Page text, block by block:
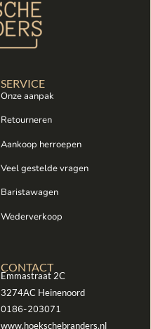
SERVICE
Onze aanpak
Retourneren
Aankoop herroepen
Veel gestelde vragen
Baristawagen
Wederverkoop
CONTACT
Emmastraat 2C
3274AC Heinenoord
0186-203071
www.hoekschebranders.nl